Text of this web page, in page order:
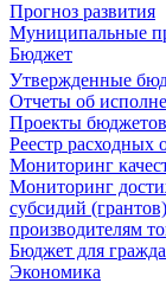
Прогноз развития
Муниципальные
Бюджет
Утвержденные
Отчеты об
Проекты бюджетов
Реестр расходных
Мониторинг
Мониторинг
субсидий
производителям
Бюджет для
Экономика